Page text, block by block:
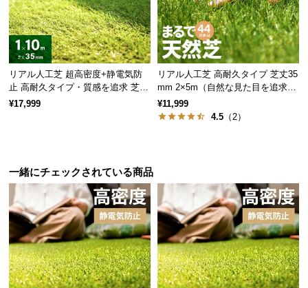
o.,
リアル人工芝 超高密度+静電気防
止 高耐久タイプ・質感を追求 芝丈
35mm 1×10m
¥17,999
リアル人工芝 高耐久タイプ 芝丈35
mm 2×5m（自然な見た目を追求・
U字ピン付属）
¥11,999
4.5 （2）
一緒にチェックされている商品